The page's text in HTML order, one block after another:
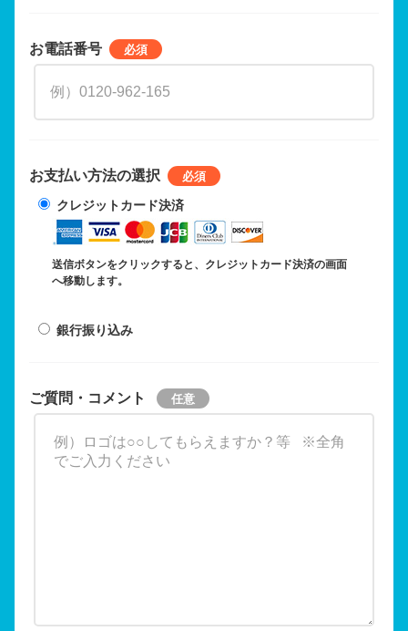
お電話番号
お支払い方法の選択
クレジットカード決済
送信ボタンをクリックすると、クレジットカード決済の画面
へ移動します。
銀行振り込み
ご質問・コメント